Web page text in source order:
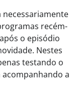
recém-
o episódio
Nestes
testando o
a